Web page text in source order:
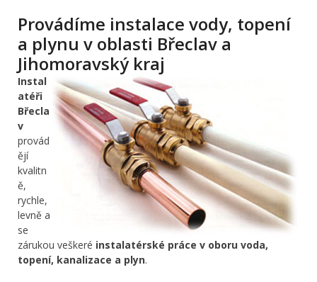
Provádíme instalace vody, topení
a plynu v oblasti Břeclav a
Jihomoravský kraj
Instal
atéři
Břecla
v
provád
ějí
kvalitn
ě,
rychle,
levně a
se
zárukou veškeré instalatérské práce v oboru voda,
topení, kanalizace a plyn.